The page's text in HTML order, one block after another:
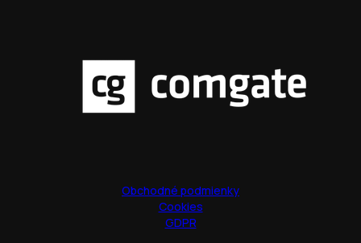
Obchodné podmienky
Cookies
GDPR